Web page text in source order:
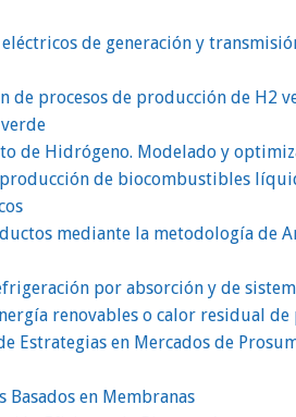
de generación y
de procesos de producción de H2
de Hidrógeno. Modelado y
de biocombustibles
mediante la metodología de
por absorción y de
renovables o calor residual de
Estrategias en Mercados de
en Membranas